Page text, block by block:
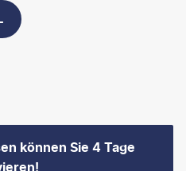
können Sie 4 Tage